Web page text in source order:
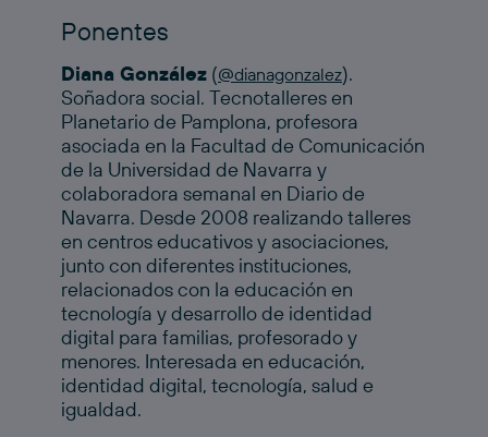
Ponentes
Diana González (@dianagonzalez).
Soñadora social. Tecnotalleres en
Planetario de Pamplona, profesora
asociada en la Facultad de Comunicación
de la Universidad de Navarra y
colaboradora semanal en Diario de
Navarra. Desde 2008 realizando talleres
en centros educativos y asociaciones,
junto con diferentes instituciones,
relacionados con la educación en
tecnología y desarrollo de identidad
digital para familias, profesorado y
menores. Interesada en educación,
identidad digital, tecnología, salud e
igualdad.